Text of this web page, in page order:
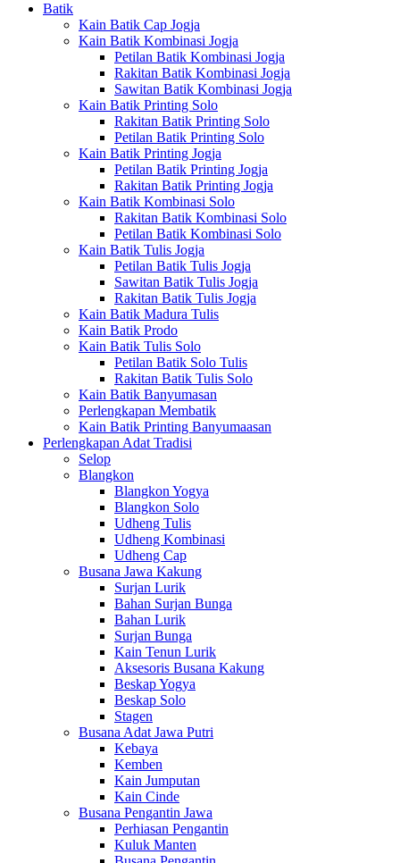
Batik
Kain Batik Cap Jogja
Kain Batik Kombinasi Jogja
Petilan Batik Kombinasi Jogja
Rakitan Batik Kombinasi Jogja
Sawitan Batik Kombinasi Jogja
Kain Batik Printing Solo
Rakitan Batik Printing Solo
Petilan Batik Printing Solo
Kain Batik Printing Jogja
Petilan Batik Printing Jogja
Rakitan Batik Printing Jogja
Kain Batik Kombinasi Solo
Rakitan Batik Kombinasi Solo
Petilan Batik Kombinasi Solo
Kain Batik Tulis Jogja
Petilan Batik Tulis Jogja
Sawitan Batik Tulis Jogja
Rakitan Batik Tulis Jogja
Kain Batik Madura Tulis
Kain Batik Prodo
Kain Batik Tulis Solo
Petilan Batik Solo Tulis
Rakitan Batik Tulis Solo
Kain Batik Banyumasan
Perlengkapan Membatik
Kain Batik Printing Banyumaasan
Perlengkapan Adat Tradisi
Selop
Blangkon
Blangkon Yogya
Blangkon Solo
Udheng Tulis
Udheng Kombinasi
Udheng Cap
Busana Jawa Kakung
Surjan Lurik
Bahan Surjan Bunga
Bahan Lurik
Surjan Bunga
Kain Tenun Lurik
Aksesoris Busana Kakung
Beskap Yogya
Beskap Solo
Stagen
Busana Adat Jawa Putri
Kebaya
Kemben
Kain Jumputan
Kain Cinde
Busana Pengantin Jawa
Perhiasan Pengantin
Kuluk Manten